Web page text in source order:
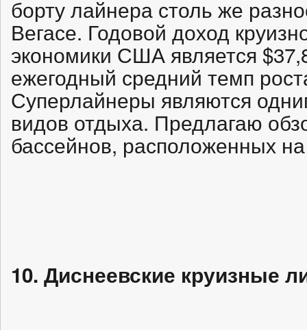
борту лайнера столь же
Вегасе. Годовой доход
экономики США является
ежегодный средний темп
Суперлайнеры являются
видов отдыха. Предлагаю
бассейнов, расположенных
10. Диснеевские круизные